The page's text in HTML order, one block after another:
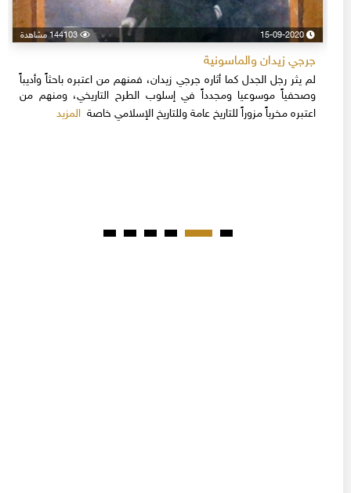
15-09-2020 144103 مشاهدة
جرجي زيدان والماسونية
لم يثر رجل الجدل كما أثاره جرجي زيدان، فمنهم من اعتبره باحثاً وأديباً
وصحفياً موسوعيا ومجدداً في إسلوب الطرح التاريخي، ومنهم من
اعتبره مخرباً مزوراً للتاريخ عامة وللتاريخ الإسلامي خاصةالمزيد